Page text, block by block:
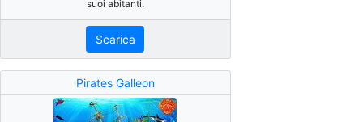
suoi abitanti.
Scarica
Pirates Galleon